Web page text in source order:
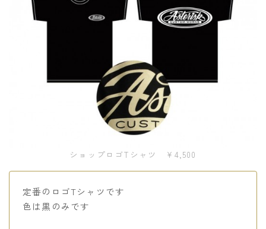
ショップロゴTシャツ ¥4,500
定番のロゴTシャツです
色は黒のみです